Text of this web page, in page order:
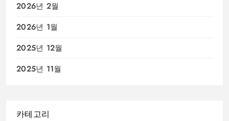
2026년 2월
2026년 1월
2025년 12월
2025년 11월
카테고리